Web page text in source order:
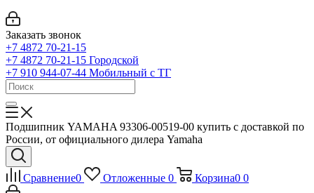
Заказать звонок
+7 4872 70-21-15
+7 4872 70-21-15 Городской
+7 910 944-07-44 Мобильный с ТГ
Подшипник YAMAHA 93306-00519-00 купить с доставкой по
России, от официального дилера Yamaha
Сравнение0 Отложенные 0 Корзина0 0